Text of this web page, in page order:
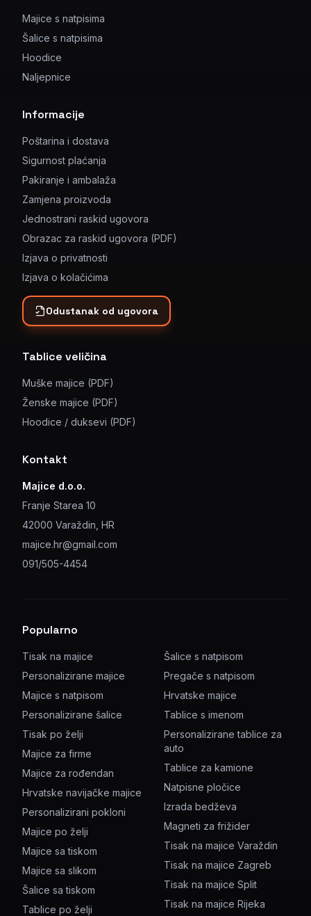
Majice s natpisima
Šalice s natpisima
Hoodice
Naljepnice
Informacije
Poštarina i dostava
Sigurnost plaćanja
Pakiranje i ambalaža
Zamjena proizvoda
Jednostrani raskid ugovora
Obrazac za raskid ugovora (PDF)
Izjava o privatnosti
Izjava o kolačićima
Odustanak od ugovora
Tablice veličina
Muške majice (PDF)
Ženske majice (PDF)
Hoodice / duksevi (PDF)
Kontakt
Majice d.o.o.
Franje Starea 10
42000 Varaždin, HR
majice.hr@gmail.com
091/505-4454
Popularno
Tisak na majice
Personalizirane majice
Majice s natpisom
Personalizirane šalice
Tisak po želji
Majice za firme
Majice za rođendan
Hrvatske navijačke majice
Personalizirani pokloni
Majice po želji
Majice sa tiskom
Majice sa slikom
Šalice sa tiskom
Tablice po želji
Šalice s natpisom
Pregače s natpisom
Hrvatske majice
Tablice s imenom
Personalizirane tablice za
auto
Tablice za kamione
Natpisne pločice
Izrada bedževa
Magneti za frižider
Tisak na majice Varaždin
Tisak na majice Zagreb
Tisak na majice Split
Tisak na majice Rijeka